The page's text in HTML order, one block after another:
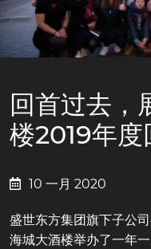
回首过去，
楼2019年
10 一月 2020
盛世东方集团旗下子公
海城大酒楼举办了一年